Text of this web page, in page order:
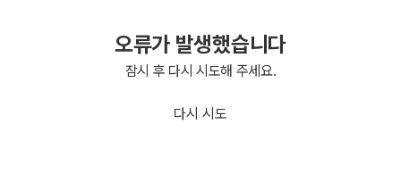
오류가 발생했습니다
잠시 후 다시 시도해 주세요.
다시 시도